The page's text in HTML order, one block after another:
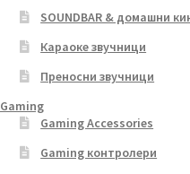
SOUNDBAR & домашни
Караоке звучници
Преносни звучници
Gaming
Gaming Accessories
Gaming контролери